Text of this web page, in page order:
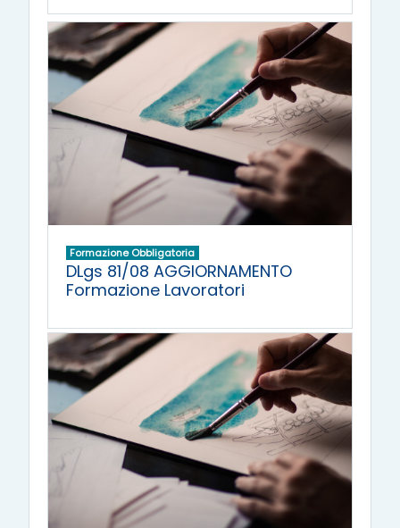
Formazione Obbligatoria
DLgs 81/08 AGGIORNAMENTO
Formazione Lavoratori